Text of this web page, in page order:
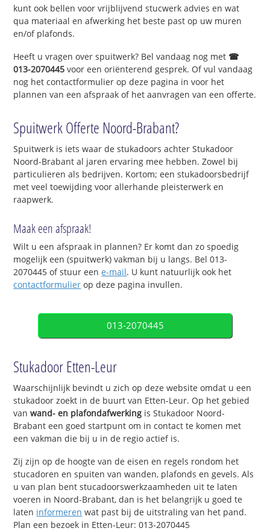
kunt ook bellen voor vrijblijvend stucwerk advies en wat
qua materiaal en afwerking het beste past op uw muren
en/of plafonds.
Heeft u vragen over spuitwerk? Bel vandaag nog met ☎
013-2070445 voor een oriënterend gesprek. Of vul vandaag
nog het contactformulier op deze pagina in voor het
plannen van een afspraak of het aanvragen van een offerte.
Spuitwerk Offerte Noord-Brabant?
Spuitwerk is iets waar de stukadoors achter Stukadoor
Noord-Brabant al jaren ervaring mee hebben. Zowel bij
particulieren als bedrijven. Kortom; een stukadoorsbedrijf
met veel toewijding voor allerhande pleisterwerk en
raapwerk.
Maak een afspraak!
Wilt u een afspraak in plannen? Er komt dan zo spoedig
mogelijk een (spuitwerk) vakman bij u langs. Bel 013-
2070445 of stuur eene-mail. U kunt natuurlijk ook het
contactformulier op deze pagina invullen.
013-2070445
Stukadoor Etten-Leur
Waarschijnlijk bevindt u zich op deze website omdat u een
stukadoor zoekt in de buurt van Etten-Leur. Op het gebied
vanwand- en plafondafwerking is Stukadoor Noord-
Brabant een goed startpunt om in contact te komen met
een vakman die bij u in de regio actief is.
Zij zijn op de hoogte van de eisen en regels rondom het
stucadoren en spuiten van wanden, plafonds en gevels. Als
u van plan bent stucadoorswerkzaamheden uit te laten
voeren in Noord-Brabant, dan is het belangrijk u goed te
laten informeren wat past bij de uitstraling van het pand.
Plan een bezoek in Etten-Leur: 013-2070445